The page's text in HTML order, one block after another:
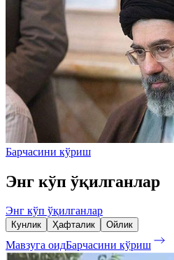
Барчасини кўриш
Энг кўп ўқилганлар
Энг кўп ўқилганлар
Кунлик Ҳафталик Ойлик
Мавзуга оидБарчасини кўриш